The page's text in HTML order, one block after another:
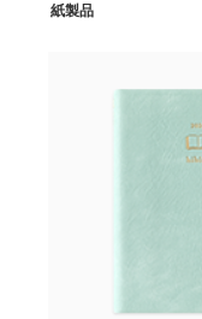
紙製品